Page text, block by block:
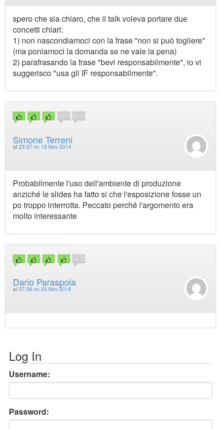
spero che sia chiaro, che il talk voleva portare due
concetti chiari:
1) non nascondiamoci con la frase "non si può togliere"
(ma poniamoci la domanda se ne vale la pena)
2) parafrasando la frase "bevi responsabilmente", io vi
suggerisco "usa gli IF responsabilmente".
Simone Terreni
at 23:37 on 19 Nov 2014
Probabilmente l'uso dell'ambiente di produzione
anziché le slides ha fatto si che l'esposizione fosse un
po troppo interrotta. Peccato perché l'argomento era
molto interessante
Dario Paraspola
at 07:38 on 20 Nov 2014
Log In
Username:
Password: